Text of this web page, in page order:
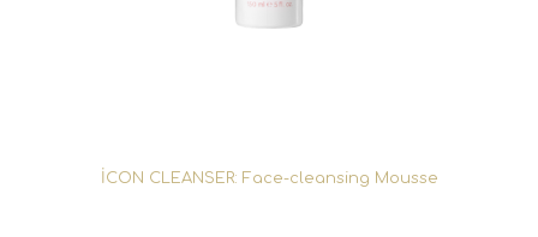
İCON CLEANSER: Face-cleansing Mousse